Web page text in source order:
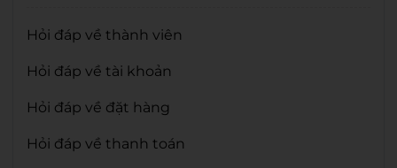
Hỏi đáp về thành viên
Hỏi đáp về tài khoản
Hỏi đáp về đặt hàng
Hỏi đáp về thanh toán